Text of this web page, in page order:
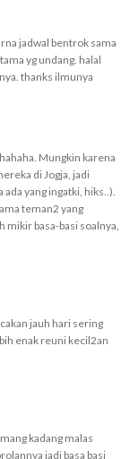
jadwal bentrok sama
yg undang. halal
thanks ilmunya
Mungkin karena
di Jogja, jadi
yang ingatki, hiks..).
teman2 yang
mikir basa-basi soalnya,
jauh hari sering
enak reuni kecil2an
kadang malas
jadi basa basi